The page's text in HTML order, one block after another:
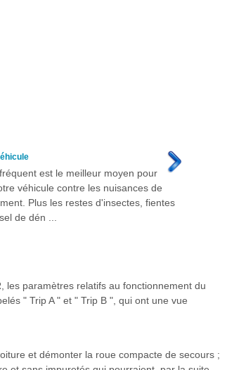
est le meilleur moyen pour
véhicule contre les nuisances de
Plus les restes d'insectes, fientes
de dén ...
les paramètres relatifs au fonctionnement du
" Trip A " et " Trip B ", qui ont une vue
et démonter la roue compacte de secours ;